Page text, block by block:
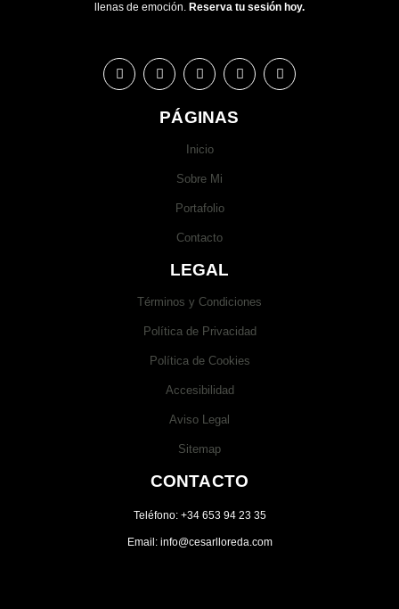
llenas de emoción. Reserva tu sesión hoy.
PÁGINAS
Inicio
Sobre Mi
Portafolio
Contacto
LEGAL
Términos y Condiciones
Política de Privacidad
Política de Cookies
Accesibilidad
Aviso Legal
Sitemap
CONTACTO
Teléfono: +34 653 94 23 35
Email: info@cesarlloreda.com